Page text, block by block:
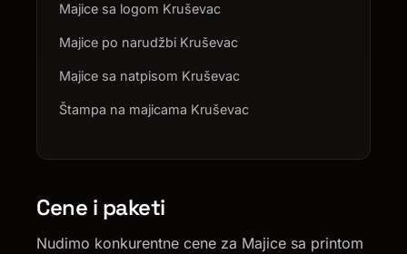
Cene i paketi
Nudimo konkurentne cene za Majice sa printom
Majice sa logom Kruševac
Majice po narudžbi Kruševac
Majice sa natpisom Kruševac
Štampa na majicama Kruševac